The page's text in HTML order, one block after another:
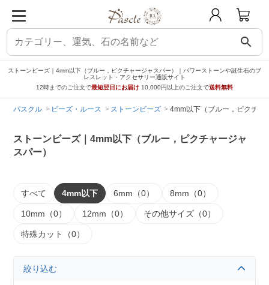
search
ストーンビーズ｜4mm以下（ブルー，ピクチャージャスパー）｜パワーストーンや誕生石のブ
レスレット・アクセサリー通販サイト
12時までのご注文で最短翌日にお届け 10,000円以上のご注文で送料無料
パスクル ビーズ・ルース ストーンビーズ 4mm以下（ブルー，ピクチャ
ストーンビーズ｜4mm以下（ブルー，ピクチャージャ
スパー）
すべて 4mm以下 6mm（0） 8mm（0）
10mm（0） 12mm（0） その他サイズ（0）
特殊カット（0）
絞り込む